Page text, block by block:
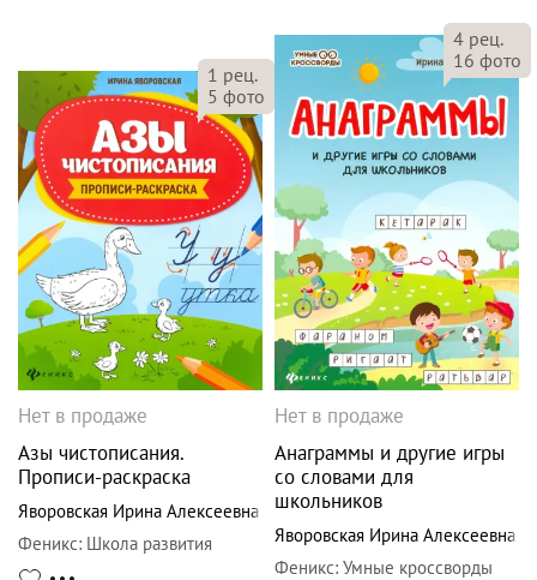
1 рец.
5 фото
Нет в продаже
Азы чистописания.
Прописи-раскраска
Яворовская Ирина Алексеевна
Феникс: Школа развития
4 рец.
16 фото
Нет в продаже
Анаграммы и другие игры
со словами для
школьников
Яворовская Ирина Алексеевна
Феникс: Умные кроссворды